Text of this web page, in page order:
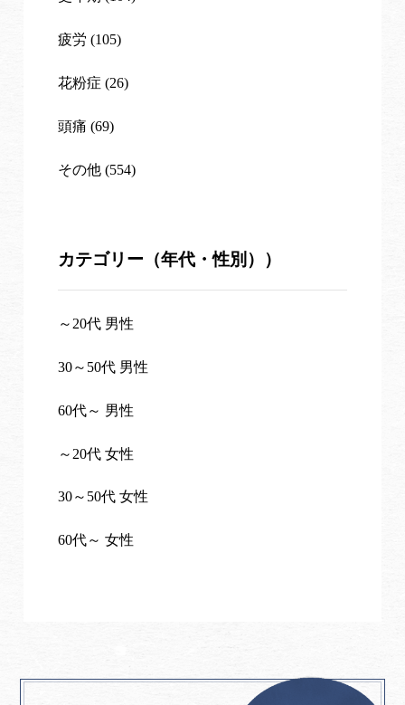
疲労 (105)
花粉症 (26)
頭痛 (69)
その他 (554)
カテゴリー（年代・性別））
～20代 男性
30～50代 男性
60代～ 男性
～20代 女性
30～50代 女性
60代～ 女性